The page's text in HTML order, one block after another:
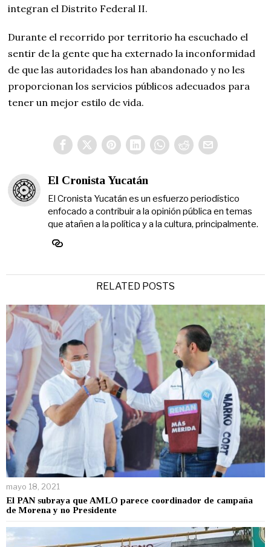
integran el Distrito Federal II.
Durante el recorrido por territorio ha escuchado el
sentir de la gente que ha externado la inconformidad
de que las autoridades los han abandonado y no les
proporcionan los servicios públicos adecuados para
tener un mejor estilo de vida.
El Cronista Yucatán
El Cronista Yucatán es un esfuerzo periodístico
enfocado a contribuir a la opinión pública en temas
que atañen a la política y a la cultura, principalmente.
RELATED POSTS
mayo 18, 2021
El PAN subraya que AMLO parece coordinador de campaña
de Morena y no Presidente